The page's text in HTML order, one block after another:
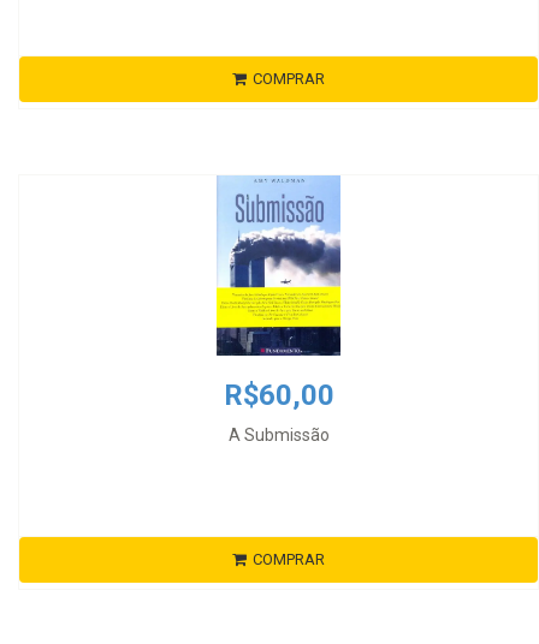
COMPRAR
R$60,00
A Submissão
COMPRAR